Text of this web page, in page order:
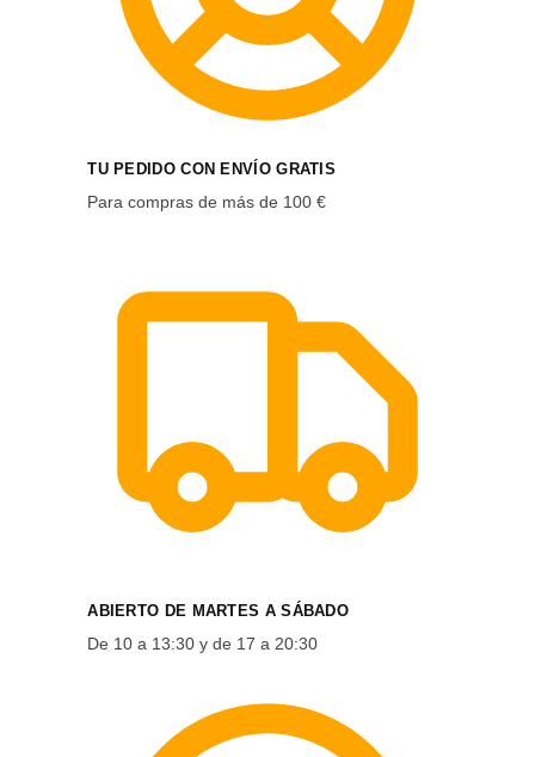
TU PEDIDO CON ENVÍO GRATIS
Para compras de más de 100 €
ABIERTO DE MARTES A SÁBADO
De 10 a 13:30 y de 17 a 20:30